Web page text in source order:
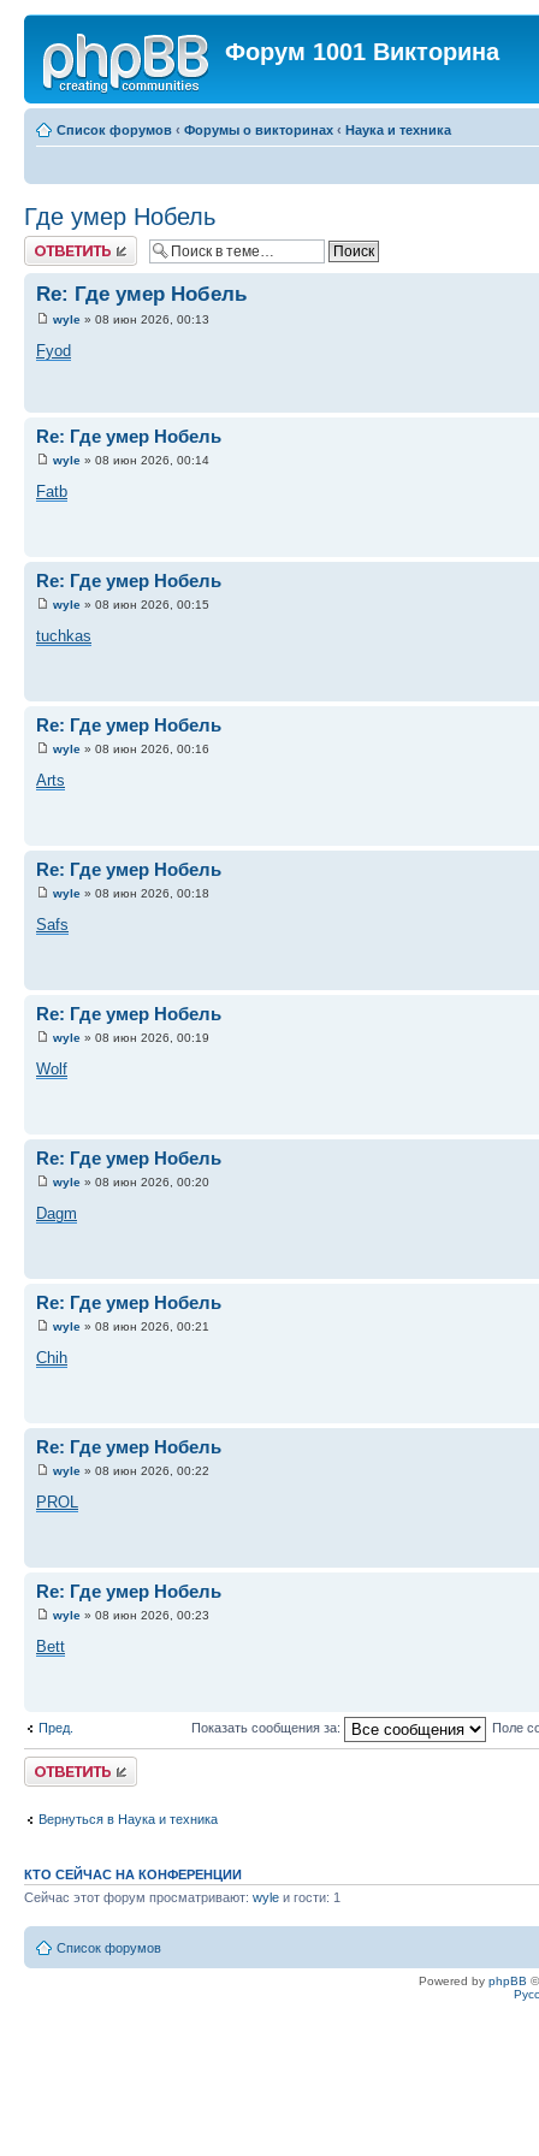
Форум 1001 Викторина
Список форумов ‹ Форумы о викторинах ‹ Наука и техника
Где умер Нобель
Ответить
Re: Где умер Нобель
wyle » 08 июн 2026, 00:13
Fyod
Re: Где умер Нобель
wyle » 08 июн 2026, 00:14
Fatb
Re: Где умер Нобель
wyle » 08 июн 2026, 00:15
tuchkas
Re: Где умер Нобель
wyle » 08 июн 2026, 00:16
Arts
Re: Где умер Нобель
wyle » 08 июн 2026, 00:18
Safs
Re: Где умер Нобель
wyle » 08 июн 2026, 00:19
Wolf
Re: Где умер Нобель
wyle » 08 июн 2026, 00:20
Dagm
Re: Где умер Нобель
wyle » 08 июн 2026, 00:21
Chih
Re: Где умер Нобель
wyle » 08 июн 2026, 00:22
PROL
Re: Где умер Нобель
wyle » 08 июн 2026, 00:23
Bett
Пред. Показать сообщения за: Поле
Ответить
Вернуться в Наука и техника
КТО СЕЙЧАС НА КОНФЕРЕНЦИИ
Сейчас этот форум просматривают: wyle и гости: 1
Список форумов
Powered by phpBB